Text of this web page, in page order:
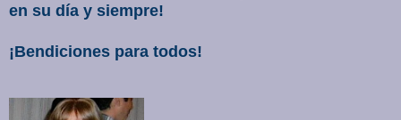
en su día y siempre!
¡Bendiciones para todos!